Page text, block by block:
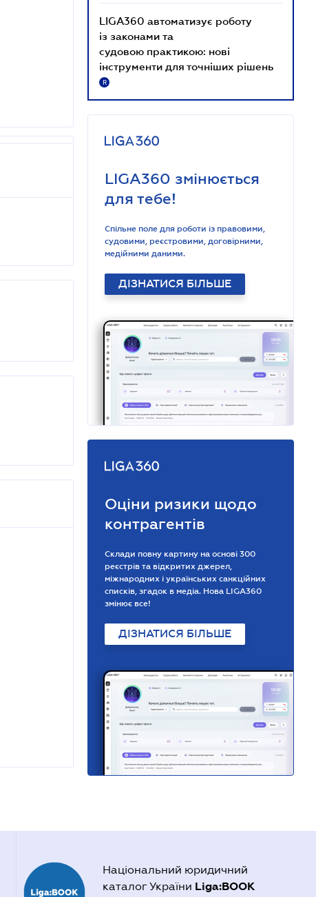
LIGA360 автоматизує роботу
із законами та
судовою практикою: нові
інструменти для точніших рішень
R
LIGA360 змінюється
для тебе!
Спільне поле для роботи із правовими,
судовими, реєстровими, договірними,
медійними даними.
ДІЗНАТИСЯ БІЛЬШЕ
Оціни ризики щодо
контрагентів
Склади повну картину на основі 300
реєстрів та відкритих джерел,
міжнародних і українських санкційних
списків, згадок в медіа. Нова LIGA360
змінює все!
ДІЗНАТИСЯ БІЛЬШЕ
Національний юридичний
каталог України Liga:BOOK